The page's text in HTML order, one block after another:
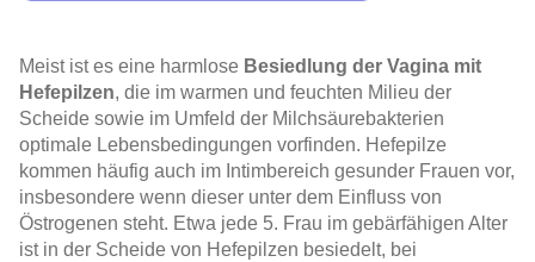
Meist ist es eine harmlose Besiedlung der Vagina mit
Hefepilzen, die im warmen und feuchten Milieu der
Scheide sowie im Umfeld der Milchsäurebakterien
optimale Lebensbedingungen vorfinden. Hefepilze
kommen häufig auch im Intimbereich gesunder Frauen vor,
insbesondere wenn dieser unter dem Einfluss von
Östrogenen steht. Etwa jede 5. Frau im gebärfähigen Alter
ist in der Scheide von Hefepilzen besiedelt, bei